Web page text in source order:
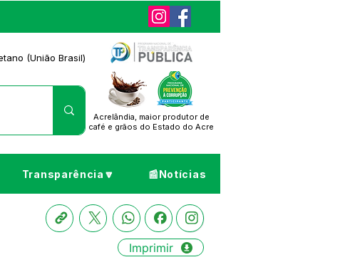
(União Brasil)
Acrelândia, maior produtor de
café e grãos do Estado do Acre
Transparência🔽 📰Notícias
Imprimir